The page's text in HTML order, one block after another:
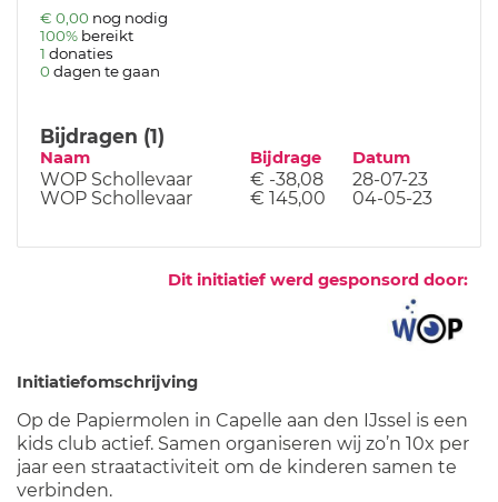
€ 0,00 nog nodig
100% bereikt
1 donaties
0 dagen te gaan
Bijdragen (1)
Naam Bijdrage Datum
WOP Schollevaar € -38,08
28-07-23
WOP Schollevaar
€ 145,00 04-05-23
Dit initiatief werd gesponsord door:
Initiatiefomschrijving
Op de Papiermolen in Capelle aan den IJssel is een
kids club actief. Samen organiseren wij zo’n 10x per
jaar een straatactiviteit om de kinderen samen te
verbinden.